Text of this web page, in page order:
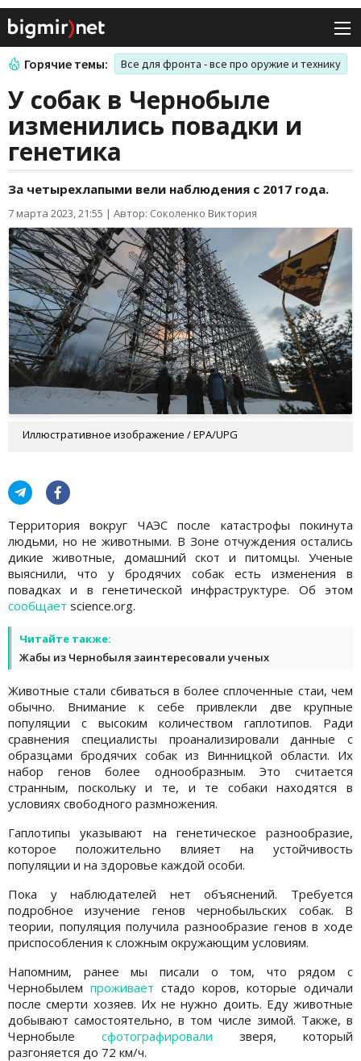
Горячие темы: Все для фронта - все про оружие и технику
У собак в Чернобыле
изменились повадки и
генетика
За четырехлапыми вели наблюдения с 2017 года.
7 марта 2023, 21:55 | Автор: Соколенко Виктория
Иллюстративное изображение / EPA/UPG
Территория вокруг ЧАЭС после катастрофы покинута
людьми, но не животными. В Зоне отчуждения остались
дикие животные, домашний скот и питомцы. Ученые
выяснили, что у бродячих собак есть изменения в
повадках и в генетической инфраструктуре. Об этом
сообщает science.org.
Читайте также:
Жабы из Чернобыля заинтересовали ученых
Животные стали сбиваться в более сплоченные стаи, чем
обычно. Внимание к себе привлекли две крупные
популяции с высоким количеством гаплотипов. Ради
сравнения специалисты проанализировали данные с
образцами бродячих собак из Винницкой области. Их
набор генов более однообразным. Это считается
странным, поскольку и те, и те собаки находятся в
условиях свободного размножения.
Гаплотипы указывают на генетическое разнообразие,
которое положительно влияет на устойчивость
популяции и на здоровье каждой особи.
Пока у наблюдателей нет объяснений. Требуется
подробное изучение генов чернобыльских собак. В
теории, популяция получила разнообразие генов в ходе
приспособления к сложным окружающим условиям.
Напомним, ранее мы писали о том, что рядом с
Чернобылем проживает стадо коров, которые одичали
после смерти хозяев. Их не нужно доить. Еду животные
добывают самостоятельно, в том числе зимой. Также, в
Чернобыле сфотографировали зверя, который
разгоняется до 72 км/ч.